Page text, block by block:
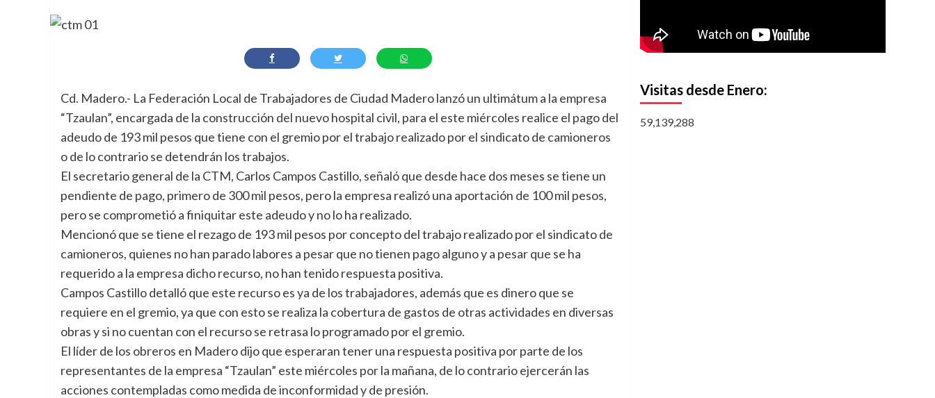
Cd. Madero.- La Federación Local de Trabajadores de Ciudad Madero lanzó un ultimátum a la empresa
“Tzaulan”, encargada de la construcción del nuevo hospital civil, para el este miércoles realice el pago del
adeudo de 193 mil pesos que tiene con el gremio por el trabajo realizado por el sindicato de camioneros
o de lo contrario se detendrán los trabajos.
El secretario general de la CTM, Carlos Campos Castillo, señaló que desde hace dos meses se tiene un
pendiente de pago, primero de 300 mil pesos, pero la empresa realizó una aportación de 100 mil pesos,
pero se comprometió a finiquitar este adeudo y no lo ha realizado.
Mencionó que se tiene el rezago de 193 mil pesos por concepto del trabajo realizado por el sindicato de
camioneros, quienes no han parado labores a pesar que no tienen pago alguno y a pesar que se ha
requerido a la empresa dicho recurso, no han tenido respuesta positiva.
Campos Castillo detalló que este recurso es ya de los trabajadores, además que es dinero que se
requiere en el gremio, ya que con esto se realiza la cobertura de gastos de otras actividades en diversas
obras y si no cuentan con el recurso se retrasa lo programado por el gremio.
El líder de los obreros en Madero dijo que esperaran tener una respuesta positiva por parte de los
representantes de la empresa “Tzaulan” este miércoles por la mañana, de lo contrario ejercerán las
acciones contempladas como medida de inconformidad y de presión.
Visitas desde Enero:
59,139,288